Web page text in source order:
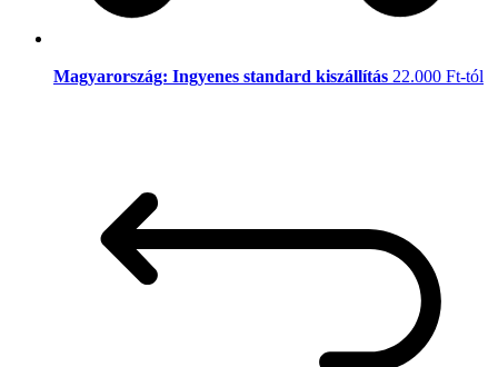
Magyarország: Ingyenes standard kiszállítás 22.000 Ft-tól